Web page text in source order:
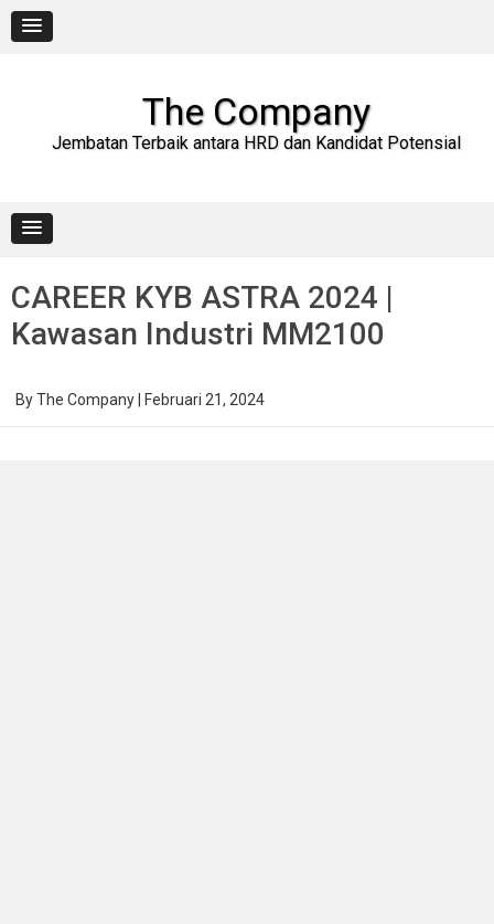
content
The Company
Jembatan Terbaik antara HRD dan Kandidat Potensial
CAREER KYB ASTRA 2024 |
Kawasan Industri MM2100
ByThe Company Februari 21, 2024